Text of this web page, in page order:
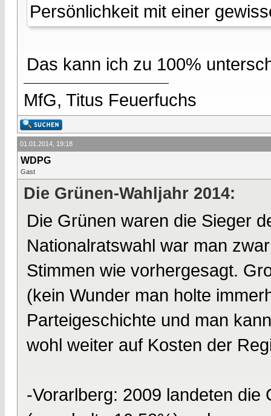
Persönlichkeit mit einer
Das kann ich zu 100%
MfG, Titus Feuerfuchs
01.01.2014, 19:18
WDPG
Gast
Die Grünen-Wahljahr 2014:
Die Grünen waren die Sieger
Nationalratswahl war man
Stimmen wie vorhergesagt.
(kein Wunder man holte
Parteigeschichte und man
wohl weiter auf Kosten der
-Vorarlberg: 2009 landeten